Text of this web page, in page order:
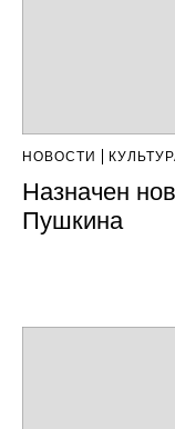
НОВОСТИ
Назначен
Пушкина